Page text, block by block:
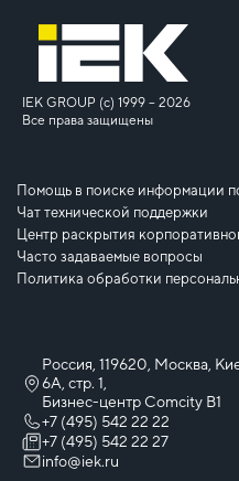
IEK GROUP (c) 1999 – 2026
Все права защищены
Помощь в поиске информации
Чат технической поддержки
Центр раскрытия
Часто задаваемые вопросы
Политика обработки
Россия, 119620, Москва,
6А, стр. 1,
Бизнес-центр Comcity B1
+7 (495) 542 22 22
+7 (495) 542 22 27
info@iek.ru